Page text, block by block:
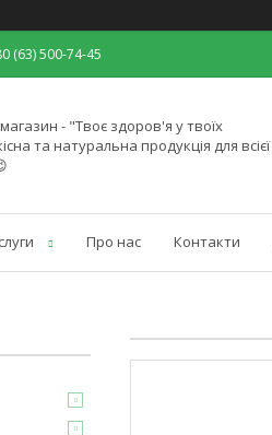
(63) 500-74-45
- "Твоє здоров'я у твоїх
та натуральна продукція для всієї
Про нас Контакти